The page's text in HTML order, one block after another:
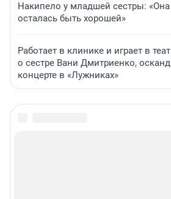
Накипело у младшей сестры: «Она
осталась быть хорошей»
Работает в клинике и играет в
о сестре Вани Дмитриенко,
концерте в «Лужниках»